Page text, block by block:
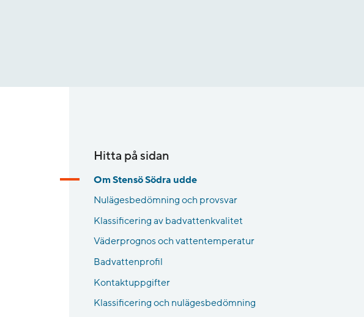
Hitta på sidan
Om Stensö Södra udde
Nulägesbedömning och provsvar
Klassificering av badvattenkvalitet
Väderprognos och vattentemperatur
Badvattenprofil
Kontaktuppgifter
Klassificering och nulägesbedömning